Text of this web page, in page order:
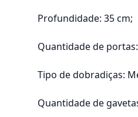
Profundidade: 35 cm;
Quantidade de
Tipo de dobradiças:
Quantidade de